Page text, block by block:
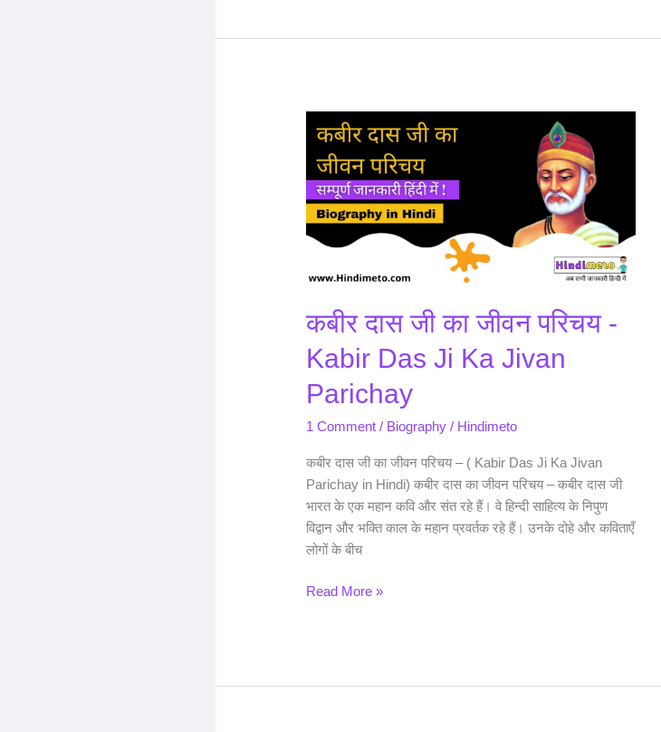
कबीर दास जी का जीवन परिचय -
Kabir Das Ji Ka Jivan
Parichay
1 Comment / Biography / Hindimeto
कबीर दास जी का जीवन परिचय – ( Kabir Das Ji Ka Jivan
Parichay in Hindi) कबीर दास का जीवन परिचय – कबीर दास जी
भारत के एक महान कवि और संत रहे हैं। वे हिन्दी साहित्य के निपुण
विद्वान और भक्ति काल के महान प्रवर्तक रहे हैं। उनके दोहे और कविताएँ
लोगों के बीच
दास
जी
का
जीवन
Kabir
Ji
Jivan
Parichay
Read More »